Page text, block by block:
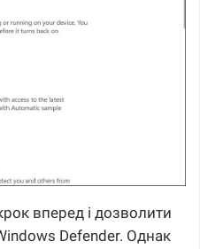
вперед і дозволити
Defender. Однак